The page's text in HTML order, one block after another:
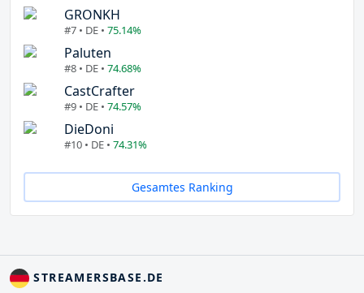
GRONKH
#7 • DE • 75.14%
Paluten
#8 • DE • 74.68%
CastCrafter
#9 • DE • 74.57%
DieDoni
#10 • DE • 74.31%
Gesamtes Ranking
STREAMERSBASE.DE